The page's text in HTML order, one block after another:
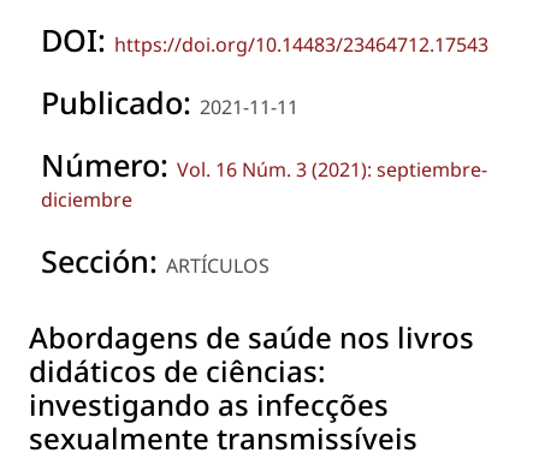
DOI: https://doi.org/10.14483/23464712.17543
Publicado: 2021-11-11
Número: Vol. 16 Núm. 3 (2021): septiembre-
diciembre
Sección: ARTÍCULOS
Abordagens de saúde nos livros
didáticos de ciências:
investigando as infecções
sexualmente transmissíveis